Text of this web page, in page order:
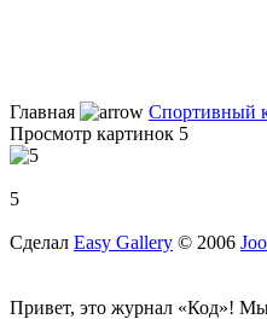
Главная Спортивный
Просмотр картинок 5
5
Сделал Easy Gallery © 2006
Привет, это журнал «Код»!